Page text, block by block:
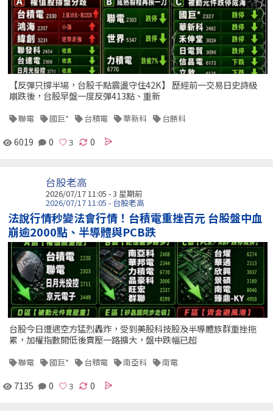
【反彈只撐半場，台股千點震盪守住42K】 歷經前一交易日史詩級
崩跌後，台股早盤一度反彈413點、重新
聯電 國巨* 台積電 華新科 台勝科
6019 0 0
台股老高
2026/07/17 11:05 - 3 星期前
2026/07/17 11:05 - 台股老高
法說行情秒變法會行情！台積電重挫百元 台股盤中血
崩逾2000點、半導體與PCB跌
台股今日遭遇空方猛烈轟炸，受到美股科技股及半導體族群重挫拖
累，加權指數開低後賣壓一路擴大，盤中跌幅已超
聯電 國巨* 台積電 南亞科 南電
7135 0 0